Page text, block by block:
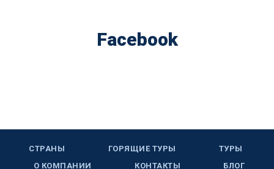
Facebook
СТРАНЫ ГОРЯЩИЕ ТУРЫ
ТУРЫ
О КОМПАНИИ
КОНТАКТЫ БЛОГ